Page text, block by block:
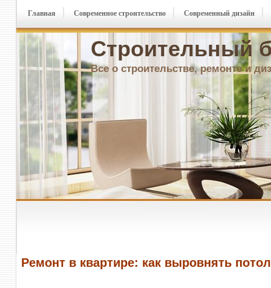
Строительный
Все о строительстве, ремонте и
Главная Современное строительство Современный дизайн
Ремонт в квартире: как выровнять